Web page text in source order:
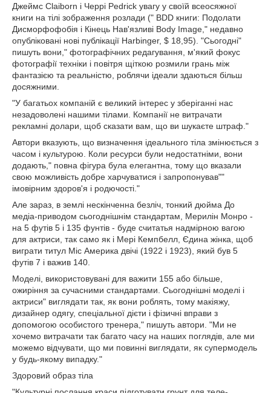
Джеймс Claiborn і Черрі Pedrick увагу у своїй всеосяжної
книги на тілі зображення розлади (" BDD книги: Подолати
Дисморфофобія і Кінець Нав'язливі Body Image," недавно
опубліковані нові публікації Harbinger, $ 18,95). "Сьогодні"
пишуть вони," фотографічних редагування, м'який фокус
фотографії техніки і повітря щіткою розмили грань між
фантазією та реальністю, роблячи ідеали здаються більш
досяжними.
"У багатьох компаній є великий інтерес у зберіганні нас
незадоволені нашими тілами. Компанії не витрачати
рекламні долари, щоб сказати вам, що ви шукаєте штраф."
Автори вказують, що визначення ідеального тіла змінюється з
часом і культурою. Коли ресурси були недостатніми, вони
додають," повна фігура була елегантна, тому що вказали
свою можливість добре харчуватися і запропонував""
імовірним здоров'я і родючості."
Але зараз, в землі нескінченна безліч, тонкий дюйма До
медіа-приводом сьогоднішнім стандартам, Мерилін Монро -
на 5 футів 5 і 135 фунтів - буде считатья надмірною вагою
для актриси, так само як і Мері Кемпбелл, Єдина жінка, щоб
виграти титул Міс Америка двічі (1922 і 1923), який був 5
футів 7 і важив 140.
Моделі, використовувані для важити 155 або більше,
ожиріння за сучасними стандартами. Сьогоднішні моделі і
актриси" виглядати так, як вони роблять, тому макіяжу,
дизайнер одягу, спеціальної дієти і фізичні вправи з
допомогою особистого тренера," пишуть автори. "Ми не
хочемо витрачати так багато часу на наших поглядів, але ми
можемо відчувати, що ми повинні виглядати, як супермодель
у будь-якому випадку."
Здоровий образ тіла